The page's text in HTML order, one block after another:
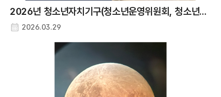
2026년 청소년자치기구(청소년운영위원회, 청소년동아리) 연합 발대식
2026.03.29